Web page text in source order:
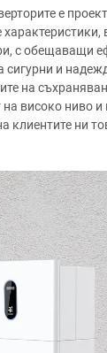
е
с обещаващи
сигурни и
на
високо ниво и
клиентите ни